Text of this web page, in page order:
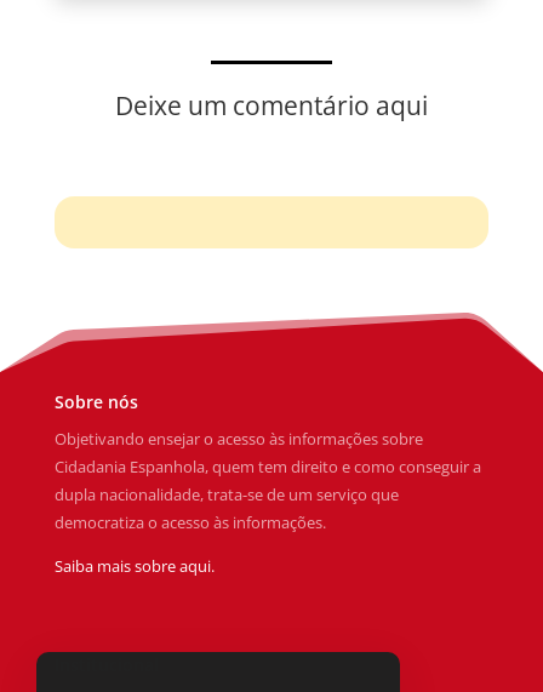
Deixe um comentário aqui
Sobre nós
Objetivando ensejar o acesso às informações sobre
Cidadania Espanhola, quem tem direito e como conseguir a
dupla nacionalidade, trata-se de um serviço que
democratiza o acesso às informações.
Saiba mais sobre aqui.